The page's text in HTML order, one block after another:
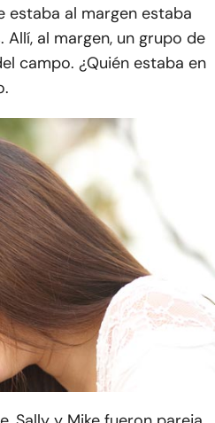
estaba al margen estaba
al margen, un grupo de
campo. ¿Quién estaba en